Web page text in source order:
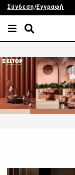
Σύνδεση/Εγγραφή